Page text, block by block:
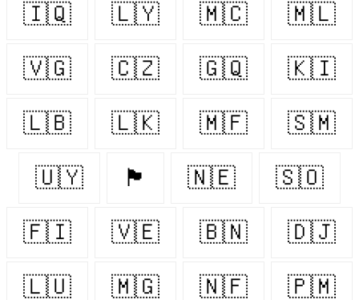
🇮🇶 🇱🇾 🇲🇨 🇲🇱
🇻🇬 🇨🇿 🇬🇶 🇰🇮
🇱🇧 🇱🇰 🇲🇫 🇸🇲
🇺🇾 🏴󠁧󠁢󠁷󠁬󠁳󠁿 🇳🇪 🇸🇴
🇫🇮 🇻🇪 🇧🇳 🇩🇯
🇱🇺 🇲🇬 🇳🇫 🇵🇲